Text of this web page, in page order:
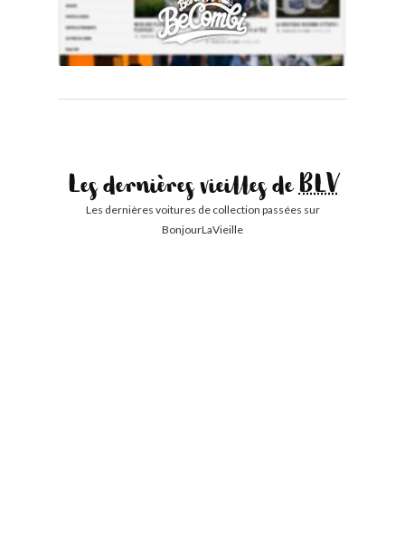
Les dernières vieilles deBLV
Les dernières voitures de collection passées sur
BonjourLaVieille